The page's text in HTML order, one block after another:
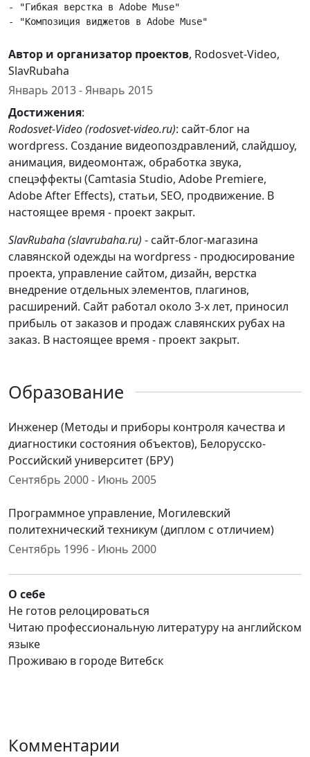
- "Гибкая верстка в Adobe Muse"
Автор и организатор проектов, Rodosvet-Video,
SlavRubaha
Январь 2013 - Январь 2015
Достижения:
Rodosvet-Video (rodosvet-video.ru): сайт-блог на
wordpress. Создание видеопоздравлений, слайдшоу,
анимация, видеомонтаж, обработка звука,
спецэффекты (Camtasia Studio, Adobe Premiere,
Adobe After Effects), статьи, SEO, продвижение. В
настоящее время - проект закрыт.
SlavRubaha (slavrubaha.ru) - сайт-блог-магазина
славянской одежды на wordpress - продюсирование
проекта, управление сайтом, дизайн, верстка
внедрение отдельных элементов, плагинов,
расширений. Сайт работал около 3-х лет, приносил
прибыль от заказов и продаж славянских рубах на
заказ. В настоящее время - проект закрыт.
Образование
Инженер (Методы и приборы контроля качества и
диагностики состояния объектов), Белорусско-
Российский университет (БРУ)
Сентябрь 2000 - Июнь 2005
Программное управление, Могилевский
политехнический техникум (диплом с отличием)
Сентябрь 1996 - Июнь 2000
О себе
Не готов релоцироваться
Читаю профессиональную литературу на английском
языке
Проживаю в городе Витебск
Комментарии